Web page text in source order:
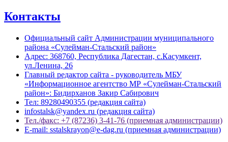
Контакты
Официальный сайт Администрации муниципального
района «Сулейман-Стальский район»
Адрес: 368760, Республика Дагестан, с.Касумкент,
ул.Ленина, 26
Главный редактор сайта - руководитель МБУ
«Информационное агентство МР «Сулейман-Стальский
район»: Бидирханов Закир Сабирович
Тел: 89280490355 (редакция сайта)
infostalsk@yandex.ru (редакция сайта)
Тел./факс: +7 (87236) 3-41-76 (приемная администрации)
E-mail: sstalskrayon@e-dag.ru (приемная администрации)